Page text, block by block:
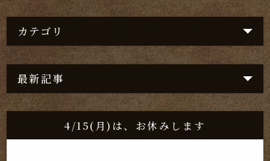
カテゴリ
最新記事
4/15(月)は、お休みします